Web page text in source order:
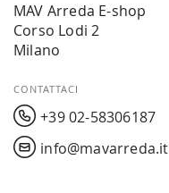
MAV Arreda E-shop
Corso Lodi 2
Milano
CONTATTACI
+39 02-58306187
info@mavarreda.it